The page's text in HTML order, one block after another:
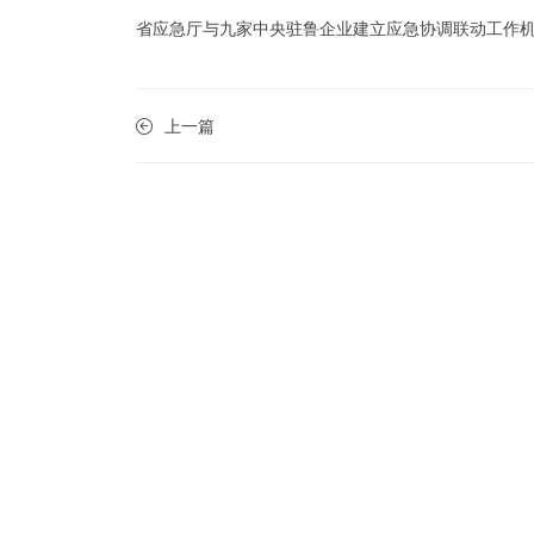
省应急厅与九家中央驻鲁企业建立应急协调联动工作
上一篇